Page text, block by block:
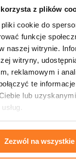
z plików
cookie do
funkcje
naszej witrynie.
witryny,
reklamowym i
te
lub
Zezwól na wszystkie